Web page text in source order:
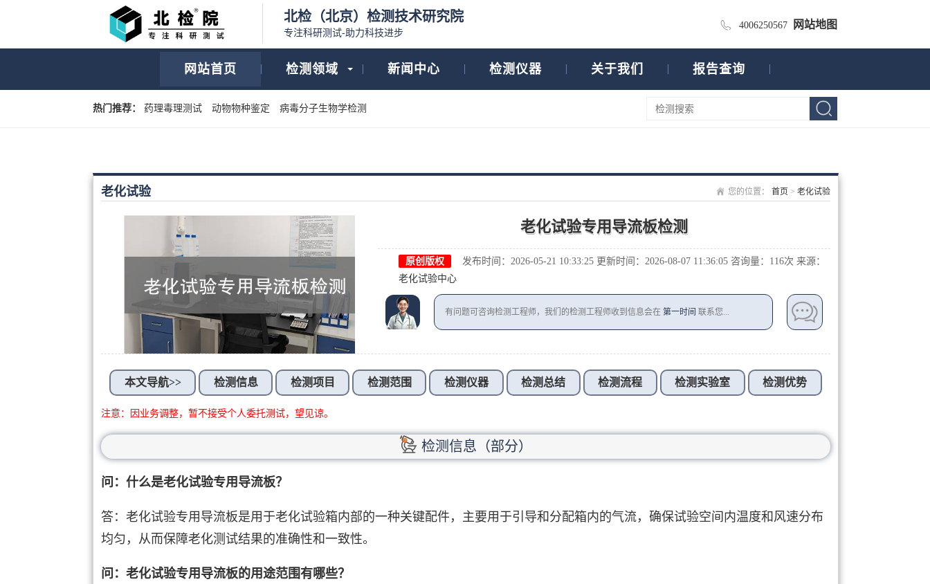
北检（北京）检测技术研究院
专注科研测试-助力科技进步
4006250567 网站地图
网站首页 检测领域 新闻中心 检测仪器 关于我们 报告查询
热门推荐： 药理毒理测试 动物物种鉴定 病毒分子生物学检测
您的位置： 首页> 老化试验
老化试验
老化试验专用导流板检测
原创版权 发布时间：2026-05-21 10:33:25 更新时间：2026-08-07 11:36:05 咨询量：1 16次 来源：
老化试验中心
有问题可咨询检测工程师，我们的检测工程师收到信息会在第一时间 联系您...
本文导航>> 检测信息 检测项目 检测范围 检测仪器 检测总结 检测流程 检测实验室 检测优势
注意：因业务调整，暂不接受个人委托测试，望见谅。
检测信息（部分）
问：什么是老化试验专用导流板？
答：老化试验专用导流板是用于老化试验箱内部的一种关键配件，主要用于引导和分配箱内的气流，确保试验空间内温度和风速分布
均匀，从而保障老化测试结果的准确性和一致性。
问：老化试验专用导流板的用途范围有哪些？